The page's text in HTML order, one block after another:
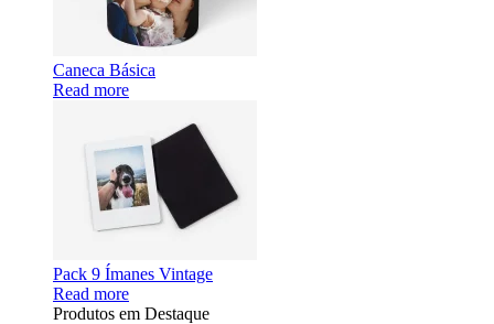
Caneca Básica
Read more
Pack 9 Ímanes Vintage
Read more
Produtos em Destaque